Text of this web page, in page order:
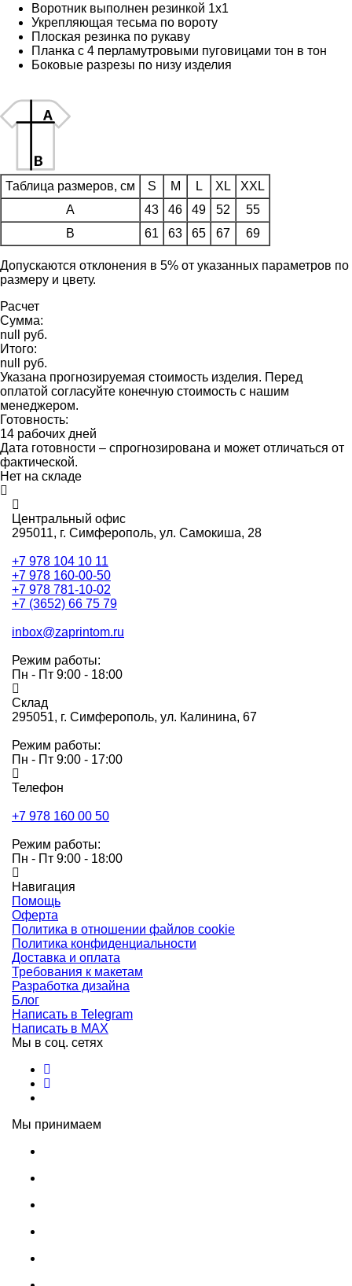
Воротник выполнен резинкой 1х1
Укрепляющая тесьма по вороту
Плоская резинка по рукаву
Планка с 4 перламутровыми пуговицами тон в тон
Боковые разрезы по низу изделия
Таблица размеров, см S M L XL
XXL
A
43 46 49 52
55
B
61 63 65 67 69
Допускаются отклонения в 5% от указанных параметров по
размеру и цвету.
Расчет
Сумма:
null руб.
Итого:
null руб.
Указана прогнозируемая стоимость изделия. Перед
оплатой согласуйте конечную стоимость с нашим
менеджером.
Готовность:
14 рабочих дней
Дата готовности – спрогнозирована и может отличаться от
фактической.
Нет на складе
Центральный офис
295011, г. Симферополь, ул. Самокиша, 28
+7 978 104 10 11
+7 978 160-00-50
+7 978 781-10-02
+7 (3652) 66 75 79
inbox@zaprintom.ru
Режим работы:
Пн - Пт 9:00 - 18:00
Склад
295051, г. Симферополь, ул. Калинина, 67
Режим работы:
Пн - Пт 9:00 - 17:00
Телефон
+7 978 160 00 50
Режим работы:
Пн - Пт 9:00 - 18:00
Навигация
Помощь
Оферта
Политика в отношении файлов cookie
Политика конфиденциальности
Доставка и оплата
Требования к макетам
Разработка дизайна
Блог
Написать в Telegram
Написать в MAX
Мы в соц. сетях
Мы принимаем